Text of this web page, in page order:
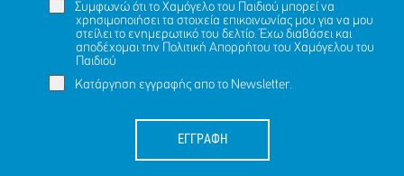
Συμφωνώ ότι το Χαμόγελο του Παιδιού μπορεί να
χρησιμοποιήσει τα στοιχεία επικοινωνίας μου για να μου
στείλει το ενημερωτικό του δελτίο. Έχω διαβάσει και
αποδέχομαι την Πολιτική Απορρήτου του Χαμόγελου του
Παιδιού
Κατάργηση εγγραφής απο το Newsletter.
ΕΓΓΡΑΦΗ